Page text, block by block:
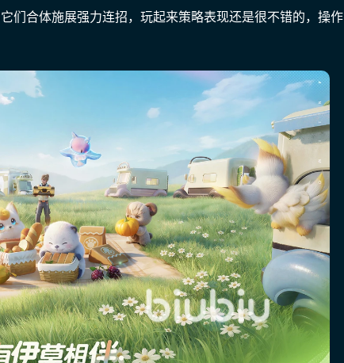
们合体施展强力连招，玩起来策略表现还是很不错的，操作